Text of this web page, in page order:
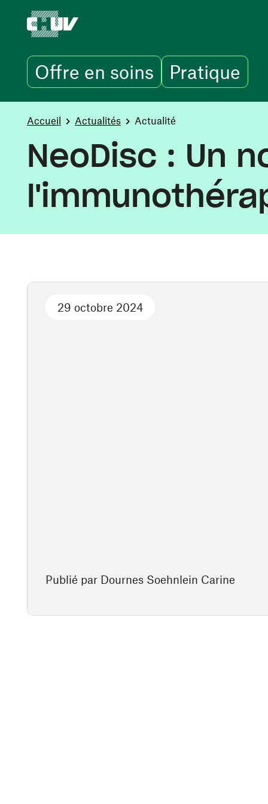
Offre en soins Pratique
You are here:
Accueil Actualités Actualité
NeoDisc : Un
Publié par Dournes Soehnlein Carine
29 octobre 2024